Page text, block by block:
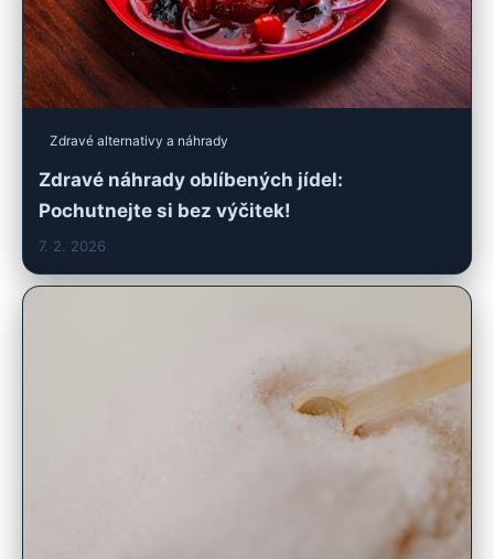
Zdravé alternativy a náhrady
Zdravé náhrady oblíbených jídel:
Pochutnejte si bez výčitek!
7. 2. 2026